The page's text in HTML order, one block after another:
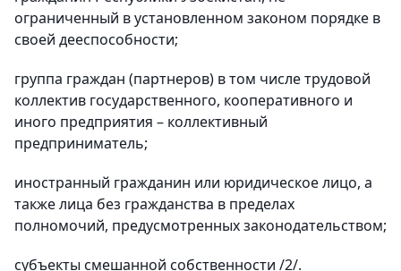
ограниченный в установленном законом порядке в
своей дееспособности;
группа граждан (партнеров) в том числе трудовой
коллектив государственного, кооперативного и
иного предприятия – коллективный
предприниматель;
иностранный гражданин или юридическое лицо, а
также лица без гражданства в пределах
полномочий, предусмотренных законодательством;
субъекты смешанной собственности /2/.